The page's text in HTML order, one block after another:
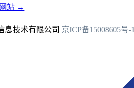
站 →
息技术有限公司 京ICP备15008605号-1